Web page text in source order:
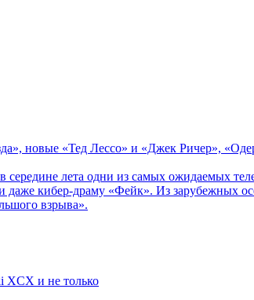
новые «Тед Лессо» и «Джек Ричер»,
лета одни из самых ожидаемых
кибер-драму «Фейк». Из зарубежных
взрыва».
XCX и не только